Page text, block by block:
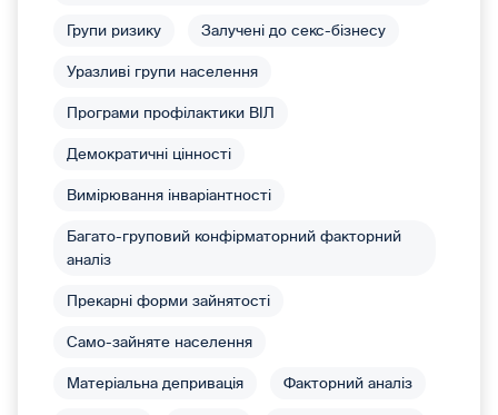
Групи ризику Залучені до секс-бізнесу
Уразливі групи населення
Програми профілактики ВІЛ
Демократичні цінності
Вимірювання інваріантності
Багато-груповий конфірматорний факторний
аналіз
Прекарні форми зайнятості
Само-зайняте населення
Матеріальна депривація Факторний аналіз